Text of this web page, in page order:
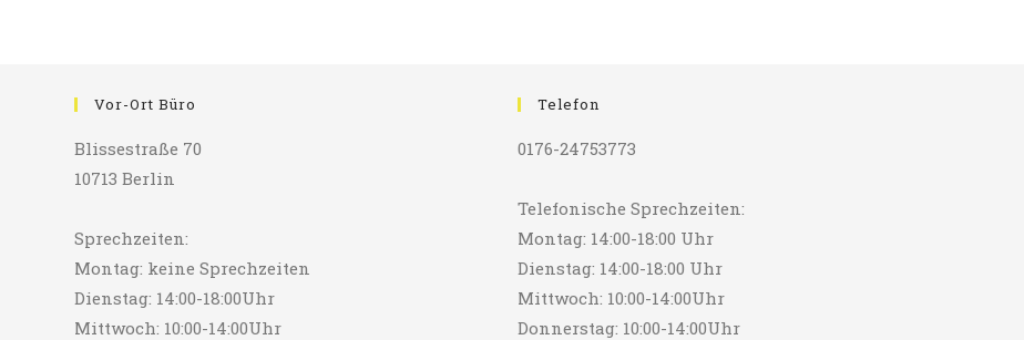
Vor-Ort Büro
Blissestraße 70
10713 Berlin
Sprechzeiten:
Montag: keine Sprechzeiten
Dienstag: 14:00-18:00Uhr
Mittwoch: 10:00-14:00Uhr
Telefon
0176-24753773
Telefonische Sprechzeiten:
Montag: 14:00-18:00 Uhr
Dienstag: 14:00-18:00 Uhr
Mittwoch: 10:00-14:00Uhr
Donnerstag: 10:00-14:00Uhr